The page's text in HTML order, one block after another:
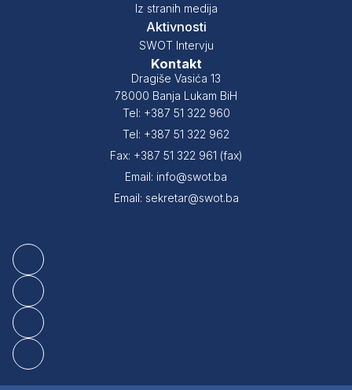
Iz stranih medija
Aktivnosti
SWOT Intervju
Kontakt
Dragiše Vasića 13
78000 Banja Lukam BiH
Tel: +387 51 322 960
Tel: +387 51 322 962
Fax: +387 51 322 961 (fax)
Email: info@swot.ba
Email: sekretar@swot.ba